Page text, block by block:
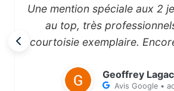
Une mention spéciale aux 2
au top, très
courtoisie exemplaire.
sourire."
Geoffrey
Avis Google •